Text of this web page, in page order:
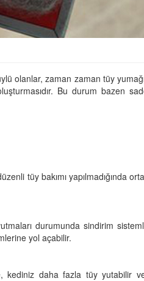
olanlar, zaman zaman tüy
Bu durum bazen
tüy bakımı yapılmadığında
durumunda sindirim
yol açabilir.
kediniz daha fazla tüy yutabilir
Nasıl
Yaratıcı
Mama mı,